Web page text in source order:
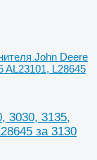
John Deere
AL23101, L28645
3030, 3135,
за 3130